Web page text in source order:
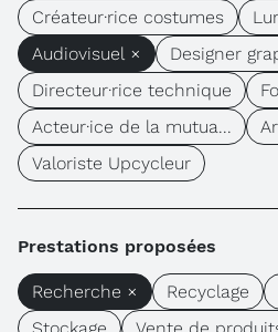
Créateur·rice costumes
Audiovisuel ×
Designer
Directeur·rice technique
Acteur·ice de la mutua...
Valoriste Upcycleur
Prestations proposées
Recherche × Recyclage
Stockage
Vente de